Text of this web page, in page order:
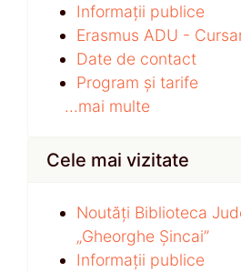
Informații publice
Erasmus ADU -
Date de contact
Program și tarife
...mai multe
Cele mai vizitate
Noutăți Biblioteca
„Gheorghe Șincai”
Informații publice